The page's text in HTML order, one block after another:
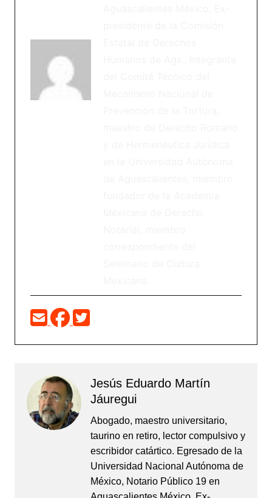
Jesús Eduardo Martín
Jáuregui
Abogado, maestro universitario,
taurino en retiro, lector compulsivo y
escribidor catártico. Egresado de la
Universidad Nacional Autónoma de
México, Notario Público 19 en